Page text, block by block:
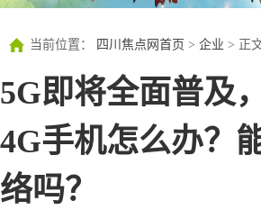
当前位置： 四川焦点网首页 > 企业 > 正
5G即将全面普及
4G手机怎么办？
络吗？